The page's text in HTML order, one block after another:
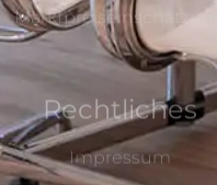
Marktpreiseinschätzung
Rechtliches
Impressum